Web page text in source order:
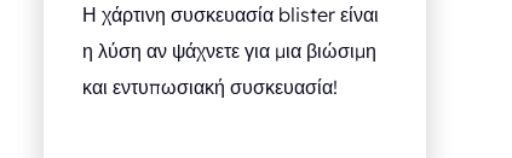
Η χάρτινη συσκευασία blister είναι
η λύση αν ψάχνετε για μια βιώσιμη
και εντυπωσιακή συσκευασία!